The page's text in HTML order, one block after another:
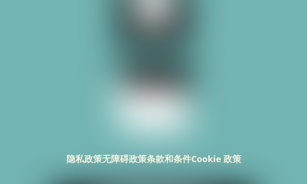
隐私政策无障碍政策条款和条件Cookie 政策